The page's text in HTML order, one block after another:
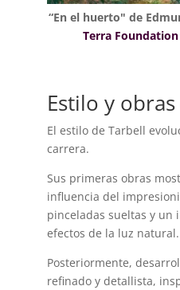
“En el huerto" de
Terra
Estilo y
El estilo de Tarbell
carrera.
Sus primeras obras
influencia del
pinceladas sueltas y un
efectos de la luz natural.
Posteriormente,
refinado y detallista,